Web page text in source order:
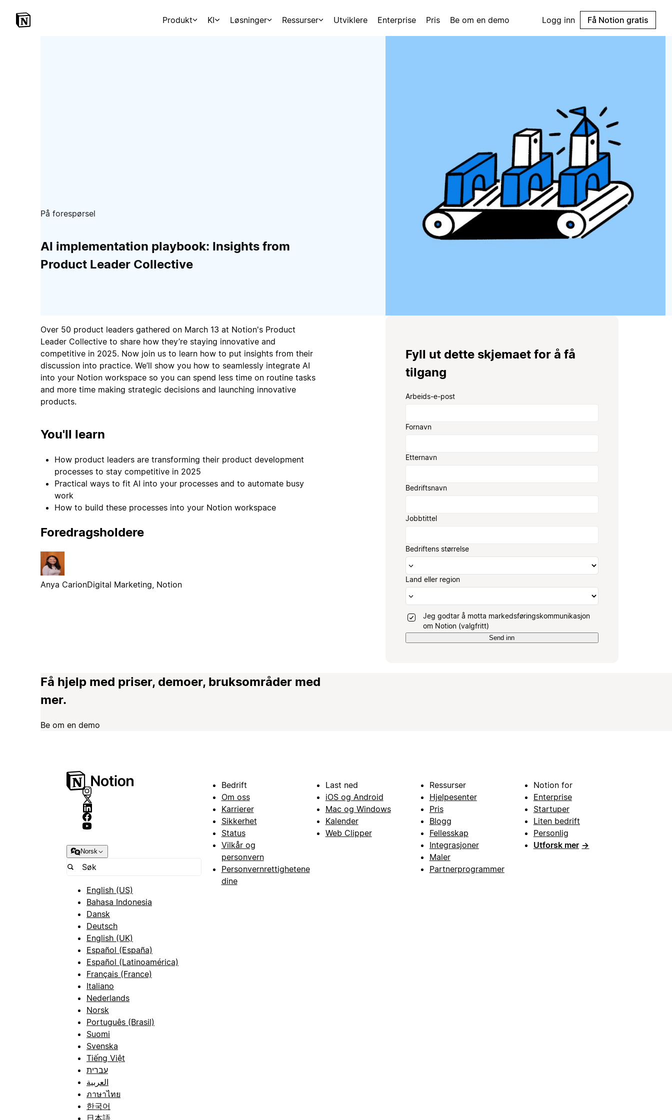
Produkt KI Løsninger Ressurser Utviklere Enterprise Pris Be om en demo Logg inn Få Notion gratis
På forespørsel
AI implementation playbook: Insights from
Product Leader Collective
Over 50 product leaders gathered on March 13 at Notion's Product
Leader Collective to share how they’re staying innovative and
competitive in 2025. Now join us to learn how to put insights from their
discussion into practice. We’ll show you how to seamlessly integrate AI
into your Notion workspace so you can spend less time on routine tasks
and more time making strategic decisions and launching innovative
products.
You'll learn
How product leaders are transforming their product development
processes to stay competitive in 2025
Practical ways to fit AI into your processes and to automate busy
work
How to build these processes into your Notion workspace
Foredragsholdere
Anya CarionDigital Marketing, Notion
Fyll ut dette skjemaet for å få
tilgang
Arbeids-e-post
Fornavn
Etternavn
Bedriftsnavn
Jobbtittel
Bedriftens størrelse
Land eller region
Jeg godtar å motta markedsføringskommunikasjon
om Notion (valgfritt)
Send inn
Få hjelp med priser, demoer, bruksområder med
mer.
Be om en demo
Norsk
English (US)
Bahasa Indonesia
Dansk
Deutsch
English (UK)
Español (España)
Español (Latinoamérica)
Français (France)
Italiano
Nederlands
Norsk
Português (Brasil)
Suomi
Svenska
Tiếng Việt
עברית
العربية
ภาษาไทย
한국어
Bedrift
Om oss
Karrierer
Sikkerhet
Status
Vilkår og
personvern
Personvernrettighetene
dine
Last ned
iOS og Android
Mac og Windows
Kalender
Web Clipper
Ressurser
Hjelpesenter
Pris
Blogg
Fellesskap
Integrasjoner
Maler
Partnerprogrammer
Notion for
Enterprise
Startuper
Liten bedrift
Personlig
Utforsk mer →